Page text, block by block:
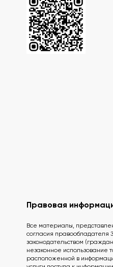
Правовая
Все материалы,
согласия правообладателя
законодательством
незаконное использование
расположенной в